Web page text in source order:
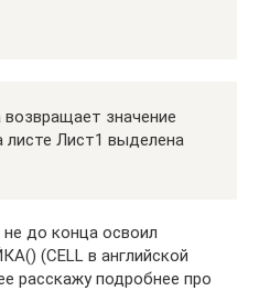
значение
Лист1 выделена
до конца освоил
(CELL в английской
расскажу подробнее про